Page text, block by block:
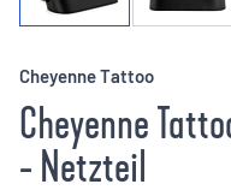
Cheyenne Tattoo
Cheyenne
- Netzteil